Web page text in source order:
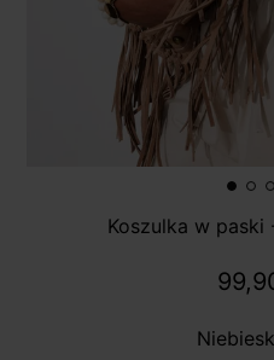
Koszulka w paski